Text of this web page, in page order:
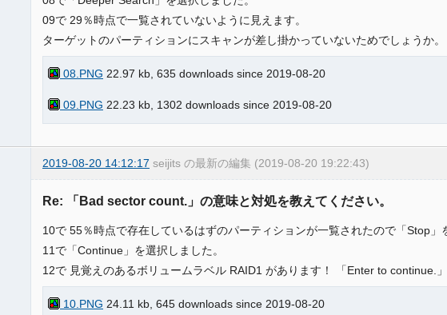
09で 29％時点で一覧されていないように見えます。
ターゲットのパーティションにスキャンが差し掛かっていないためでしょうか。
08.PNG 22.97 kb, 635 downloads since 2019-08-20
09.PNG 22.23 kb, 1302 downloads since 2019-08-20
2019-08-20 14:12:17 seijits の最新の編集 (2019-08-20 19:22:43)
Re: 「Bad sector count.」の意味と対処を教えてください。
10で 55％時点で存在しているはずのパーティションが一覧されたので「Stop」
11で「Continue」を選択しました。
12で 見覚えのあるボリュームラベル RAID1 があります！ 「Enter to continue.
10.PNG 24.11 kb, 645 downloads since 2019-08-20